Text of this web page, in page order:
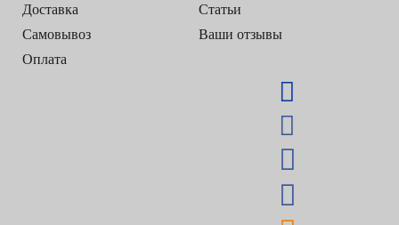
Доставка
Самовывоз
Оплата
Статьи
Ваши отзывы